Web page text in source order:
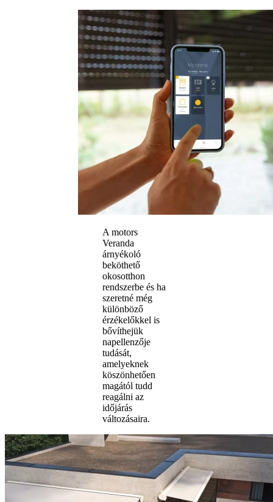
A motors
Veranda
árnyékoló
beköthető
okosotthon
rendszerbe és ha
szeretné még
különböző
érzékelőkkel is
bővíthejük
napellenzője
tudását,
amelyeknek
köszönhetően
magától tudd
reagálni az
időjárás
változásaira.